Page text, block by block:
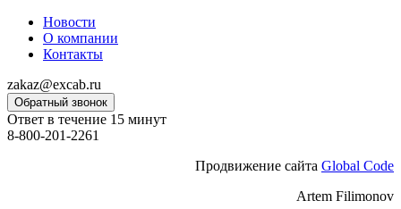
Новости
О компании
Контакты
zakaz@excab.ru
Обратный звонок
Ответ в течение 15 минут
8-800-201-2261
Продвижение сайта Global Code
Artem Filimonov